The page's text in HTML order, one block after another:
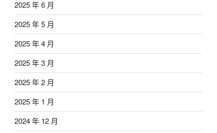
2025 年 6 月
2025 年 5 月
2025 年 4 月
2025 年 3 月
2025 年 2 月
2025 年 1 月
2024 年 12 月